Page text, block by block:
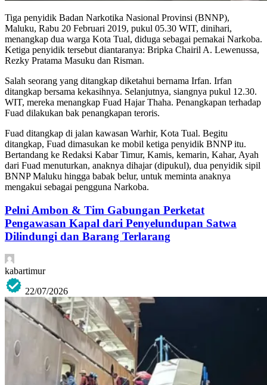
Tiga penyidik Badan Narkotika Nasional Provinsi (BNNP),
Maluku, Rabu 20 Februari 2019, pukul 05.30 WIT, dinihari,
menangkap dua warga Kota Tual, diduga sebagai pemakai Narkoba.
Ketiga penyidik tersebut diantaranya: Bripka Chairil A. Lewenussa,
Rezky Pratama Masuku dan Risman.
Salah seorang yang ditangkap diketahui bernama Irfan. Irfan
ditangkap bersama kekasihnya. Selanjutnya, siangnya pukul 12.30.
WIT, mereka menangkap Fuad Hajar Thaha. Penangkapan terhadap
Fuad dilakukan bak penangkapan teroris.
Fuad ditangkap di jalan kawasan Warhir, Kota Tual. Begitu
ditangkap, Fuad dimasukan ke mobil ketiga penyidik BNNP itu.
Bertandang ke Redaksi Kabar Timur, Kamis, kemarin, Kahar, Ayah
dari Fuad menuturkan, anaknya dihajar (dipukul), dua penyidik sipil
BNNP Maluku hingga babak belur, untuk meminta anaknya
mengakui sebagai pengguna Narkoba.
Pelni Ambon & Tim Gabungan Perketat
Pengawasan Kapal dari Penyelundupan Satwa
Dilindungi dan Barang Terlarang
kabartimur
22/07/2026